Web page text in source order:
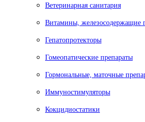
Ветеринарная санитария
Витамины, железосодержащие
Гепатопротекторы
Гомеопатические препараты
Гормональные, маточные
Иммуностимуляторы
Кокцидиостатики